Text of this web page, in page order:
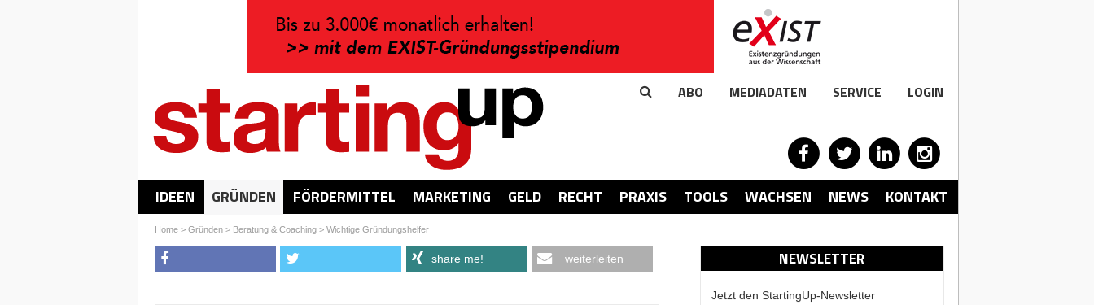
ABO MEDIADATEN SERVICE LOGIN
IDEEN GRÜNDEN FÖRDERMITTEL MARKETING GELD RECHT PRAXIS TOOLS WACHSEN NEWS KONTAKT
Home> Gründen> Beratung & Coaching> Wichtige Gründungshelfer
NEWSLETTER
Jetzt den StartingUp-Newsletter
share me! weiterleiten